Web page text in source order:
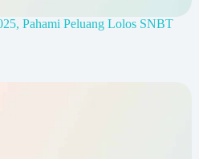
Pahami Peluang Lolos SNBT